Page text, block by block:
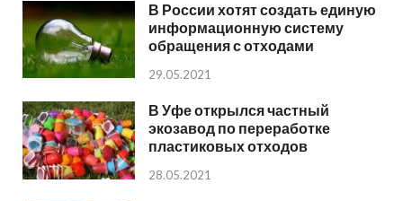
В России хотят создать единую
информационную систему
обращения с отходами
29.05.2021
В Уфе открылся частный
экозавод по переработке
пластиковых отходов
28.05.2021